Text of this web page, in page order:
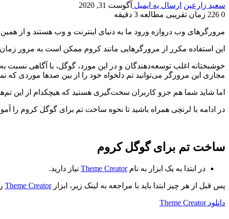
سعید زارعین ارسال به ایمیل آگوست 31, 2020
0
زمان تقریبی مطالعه 3 دقیقه
مرورگرهای وب دروازه ورود ما به دنیای اینترنت و وب هستند و از
این استفاده مکرر از مرورگر‌هایی مانند کروم ممکن است به مرور
خوشبختانه اغلب توسعه‌دهندگان و در این مورد، گوگل، با آگاهی نسبت
مجازی این مرورگر می‌توانید تم دلخواه خود را از بین صدها موردی که
اما شاید شما هم جزو کاربران سخت‌گیری هستید که هیچکدام از این
در ادامه با لرنچی همراه باشید تا نحوه ساخت تم برای گوگل کروم را
ساخت تم برای گوگل کروم
در ابتدا به یک ابزار به نامTheme Creator نیاز دارید.
پس قبل از هر چیز ابتدا باید با مراجعه به لینک زیر، ابزارTheme Creator
دانلود Theme Creator